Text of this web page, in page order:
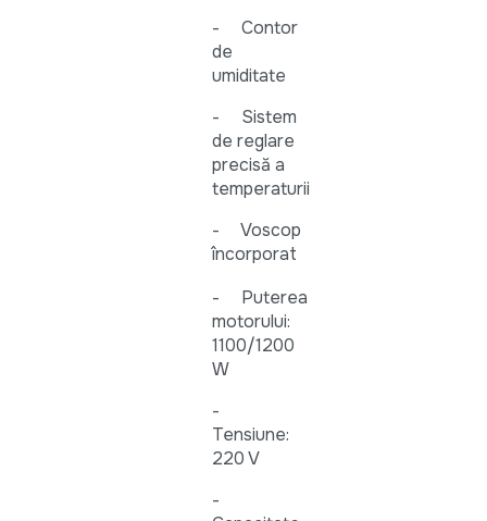
- Contor
de
umiditate
- Sistem
de reglare
precisă a
temperaturii
- Voscop
încorporat
- Puterea
motorului:
1100/1200
W
-
Tensiune:
220 V
-